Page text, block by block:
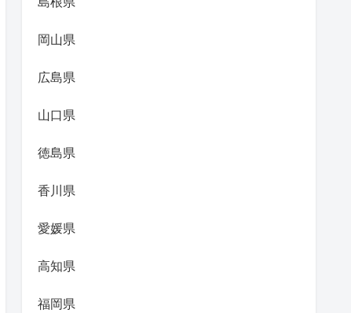
岡山県
広島県
山口県
徳島県
香川県
愛媛県
高知県
福岡県